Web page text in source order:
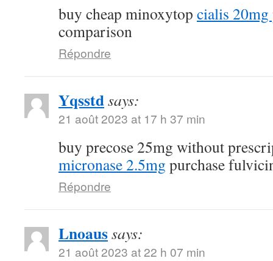
buy cheap minoxytop cialis
comparison
Répondre
Yqsstdsays:
21 août 2023 at 17 h 37 min
buy precose 25mg without
micronase 2.5mg purchase
Répondre
Lnoaussays:
21 août 2023 at 22 h 07 min